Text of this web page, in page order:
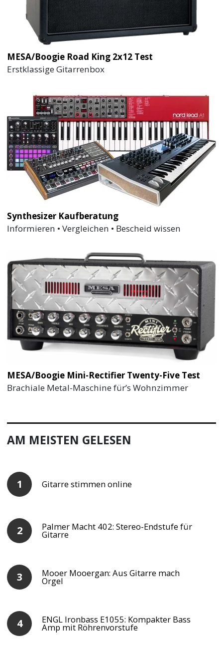
MESA/Boogie Road King 2x12 Test
Erstklassige Gitarrenbox
Synthesizer Kaufberatung
Informieren • Vergleichen • Bescheid wissen
MESA/Boogie Mini-Rectifier Twenty-Five Test
Brachiale Metal-Maschine für’s Wohnzimmer
AM MEISTEN GELESEN
Gitarre stimmen online
Palmer Macht 402: Stereo-Endstufe für
Gitarre
Mooer Mooergan: Aus Gitarre mach
Orgel
ENGL Ironbass E1055: Kompakter Bass
Amp mit Röhrenvorstufe